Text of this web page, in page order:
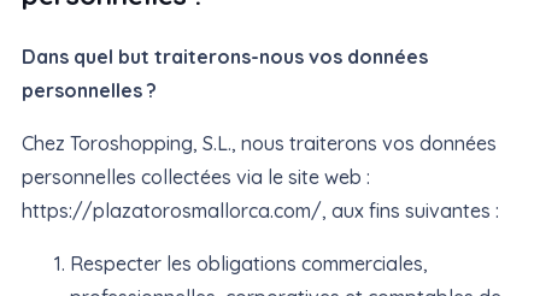
Dans quel but traiterons-nous vos données
personnelles ?
Chez Toroshopping, S.L., nous traiterons vos données
personnelles collectées via le site web :
https://plazatorosmallorca.com/, aux fins suivantes :
Respecter les obligations commerciales,